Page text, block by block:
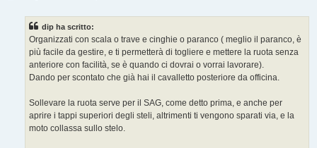
dip ha scritto:
Organizzati con scala o trave e cinghie o paranco ( meglio il paranco, è
più facile da gestire, e ti permetterà di togliere e mettere la ruota senza
anteriore con facilità, se è quando ci dovrai o vorrai lavorare).
Dando per scontato che già hai il cavalletto posteriore da officina.
Sollevare la ruota serve per il SAG, come detto prima, e anche per
aprire i tappi superiori degli steli, altrimenti ti vengono sparati via, e la
moto collassa sullo stelo.